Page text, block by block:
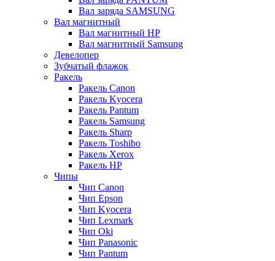
Вал заряда SAMSUNG
Вал магнитный
Вал магнитный HP
Вал магнитный Samsung
Девелопер
Зубчатый флажок
Ракель
Ракель Canon
Ракель Kyocera
Ракель Pantum
Ракель Samsung
Ракель Sharp
Ракель Toshibo
Ракель Xerox
Ракель НР
Чипы
Чип Canon
Чип Epson
Чип Kyocera
Чип Lexmark
Чип Oki
Чип Panasonic
Чип Pantum